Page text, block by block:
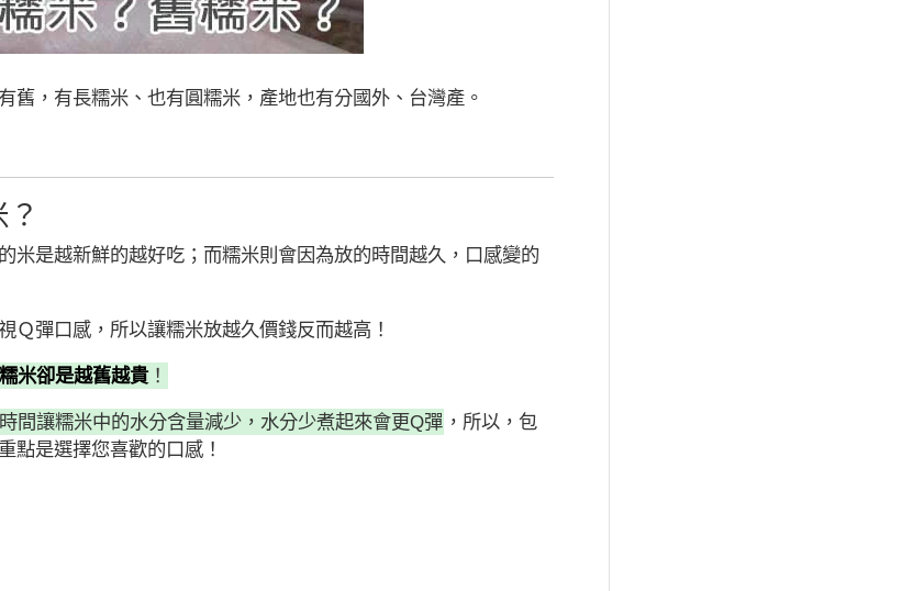
舊，有長糯米、也有圓糯米，產地也有分國外、台灣產。
米是越新鮮的越好吃；而糯米則會因為放的時間越久，口感變的
彈口感，所以讓糯米放越久價錢反而越高！
糯米卻是越舊越貴！
間讓糯米中的水分含量減少，水分少煮起來會更Q彈 ，所以，包
點是選擇您喜歡的口感！